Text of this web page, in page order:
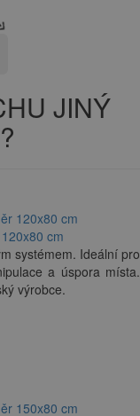
JINÝ
cm
systémem. Ideální pro
a úspora místa.
výrobce.